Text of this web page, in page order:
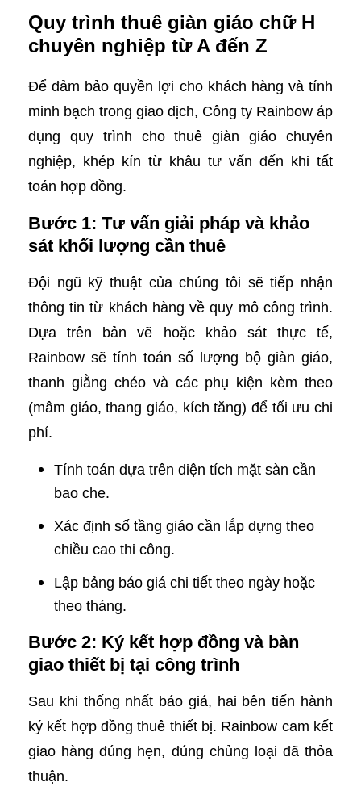
Quy trình thuê giàn giáo chữ H
chuyên nghiệp từ A đến Z
Để đảm bảo quyền lợi cho khách hàng và tính
minh bạch trong giao dịch, Công ty Rainbow áp
dụng quy trình cho thuê giàn giáo chuyên
nghiệp, khép kín từ khâu tư vấn đến khi tất
toán hợp đồng.
Bước 1: Tư vấn giải pháp và khảo
sát khối lượng cần thuê
Đội ngũ kỹ thuật của chúng tôi sẽ tiếp nhận
thông tin từ khách hàng về quy mô công trình.
Dựa trên bản vẽ hoặc khảo sát thực tế,
Rainbow sẽ tính toán số lượng bộ giàn giáo,
thanh giằng chéo và các phụ kiện kèm theo
(mâm giáo, thang giáo, kích tăng) để tối ưu chi
phí.
Tính toán dựa trên diện tích mặt sàn cần
bao che.
Xác định số tầng giáo cần lắp dựng theo
chiều cao thi công.
Lập bảng báo giá chi tiết theo ngày hoặc
theo tháng.
Bước 2: Ký kết hợp đồng và bàn
giao thiết bị tại công trình
Sau khi thống nhất báo giá, hai bên tiến hành
ký kết hợp đồng thuê thiết bị. Rainbow cam kết
giao hàng đúng hẹn, đúng chủng loại đã thỏa
thuận.